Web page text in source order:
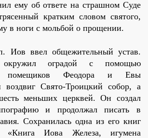
ему об ответе на страшном Суде
кратким словом святого,
в ноги с мольбой о прощении.
Иов ввел общежительный устав.
оградой с помощью
помещиков Феодора и Евы
Свято-Троицкий собор, а
меньших церквей. Он создал
и продолжал писать в
Сохранилась одна из его книг
«Книга Иова Железа, игумена